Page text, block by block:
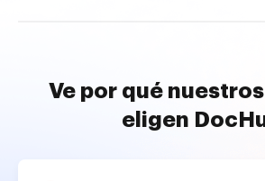
Ve por qué
eligen